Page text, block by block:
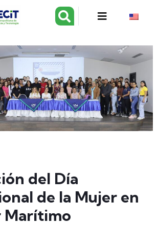
del Día
de la Mujer en
Marítimo